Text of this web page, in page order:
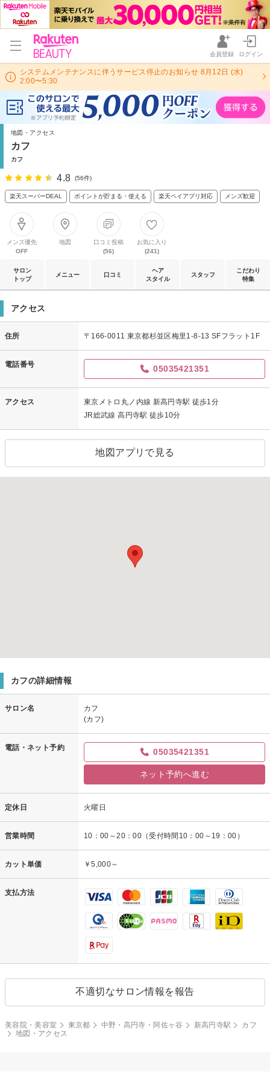
会員登録 ログイン
システムメンテナンスに伴うサービス停止のお知らせ 8月12日 (水)
2:00〜5:30
地図・アクセス
カフ
カフ
4.8 (56件)
楽天スーパーDEAL ポイントが貯まる・使える 楽天ペイアプリ対応 メンズ歓迎
メンズ優先
OFF
地図
口コミ投稿
(56)
お気に入り
(241)
サロン
トップ
メニュー 口コミ
ヘア
スタイル
スタッフ
こだわり
特集
アクセス
住所 〒166-0011 東京都杉並区梅里1-8-13 SFフラット1F
電話番号 05035421351
アクセス
東京メトロ丸ノ内線 新高円寺駅 徒歩1分
JR総武線 高円寺駅 徒歩10分
地図アプリで見る
カフの詳細情報
サロン名
カフ
(カフ)
電話・ネット予約 05035421351
ネット予約へ進む
定休日 火曜日
営業時間 10：00～20：00（受付時間10：00～19：00）
カット単価 ￥5,000～
支払方法
不適切なサロン情報を報告
美容院・美容室 東京都 中野・高円寺・阿佐ヶ谷 新高円寺駅
カフ
地図・アクセス